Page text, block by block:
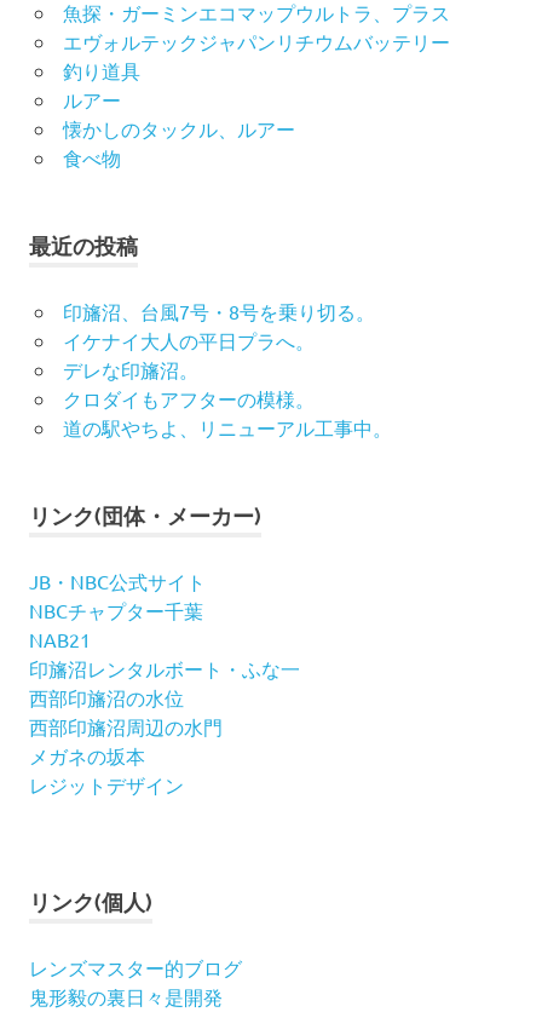
魚探・ガーミンエコマップウルトラ、プラス
エヴォルテックジャパンリチウムバッテリー
釣り道具
ルアー
懐かしのタックル、ルアー
食べ物
最近の投稿
印旛沼、台風7号・8号を乗り切る。
イケナイ大人の平日プラへ。
デレな印旛沼。
クロダイもアフターの模様。
道の駅やちよ、リニューアル工事中。
リンク(団体・メーカー)
JB・NBC公式サイト
NBCチャプター千葉
NAB21
印旛沼レンタルボート・ふな一
西部印旛沼の水位
西部印旛沼周辺の水門
メガネの坂本
レジットデザイン
リンク(個人)
レンズマスター的ブログ
鬼形毅の裏日々是開発